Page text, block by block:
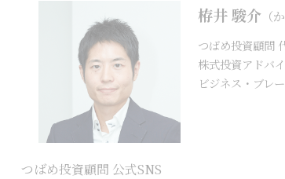
栫井 駿介 （
つばめ投資顧問
株式投資アドバ
ビジネス・ブレ
つばめ投資顧問 公式SNS